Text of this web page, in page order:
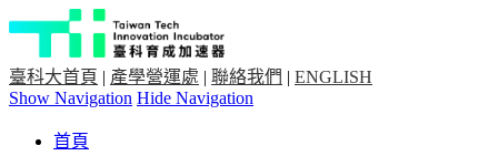
臺科大首頁 | 產學營運處 | 聯絡我們 | ENGLISH
Show Navigation Hide Navigation
首頁